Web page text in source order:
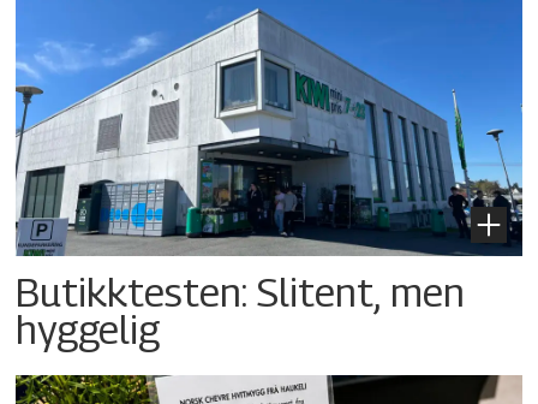
Butikktesten: Slitent, men
hyggelig